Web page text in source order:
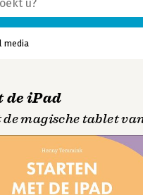
media
de iPad
magische tablet